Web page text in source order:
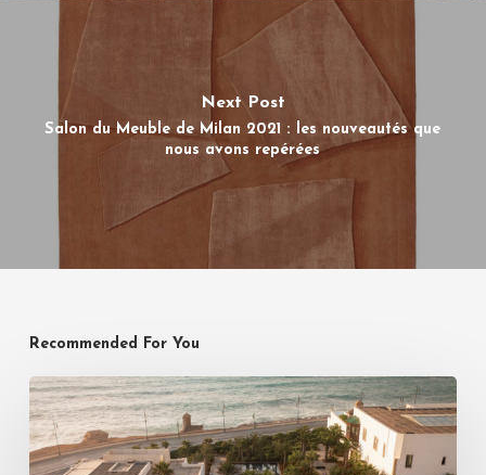
Next Post
Salon du Meuble de Milan 2021 : les nouveautés que
nous avons repérées
Recommended For You